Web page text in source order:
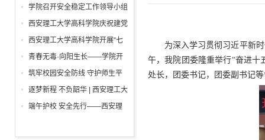
为深入学习贯彻习近平新
午，我院团委隆重举行“奋进十
处长，团委书记，团委副书记
中心组第6次学习聚焦“潜绩”与
“显绩”
学院召开安全稳定工作领导小组
会议 全面部署暑期及秋季开学
校园安全工作
西安理工大学高科学院庆祝建党
105周年暨“七一”表彰大会圆满
举行
西安理工大学高科学院开展“七
一”前夕走访慰问困难学生党员
活动
青春无毒·向阳生长——学院开
展“6・26”国际禁毒日沉浸式主
题宣教活动
筑牢校园安全防线 守护师生平
安校园 ——西安理工大学高科
学院开展消防安全专项检查
逐梦新程 不负韶华 | 西安理工大
学高科学院2026届毕业典礼暨
端午护校 安全先行——西安理
项培训